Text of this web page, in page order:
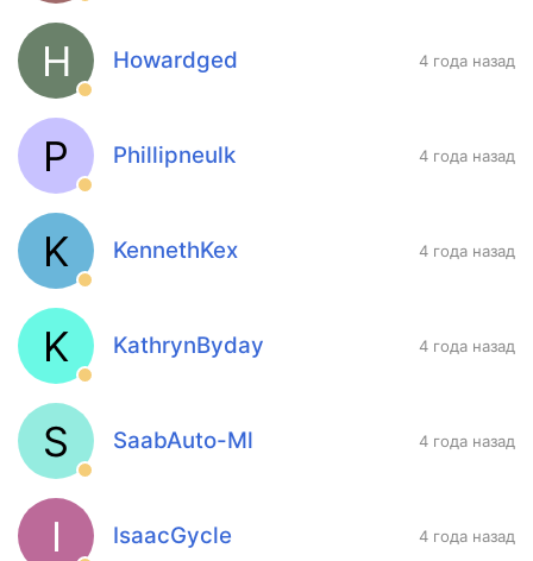
H Howardged 4 года назад
P Phillipneulk 4 года назад
K KennethKex 4 года назад
K KathrynByday 4 года назад
S SaabAuto-Ml 4 года назад
I IsaacGycle 4 года назад